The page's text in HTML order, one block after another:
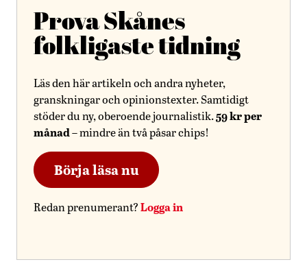
Prova Skånes
folkligaste tidning
Läs den här artikeln och andra nyheter,
granskningar och opinionstexter. Samtidigt
stöder du ny, oberoende journalistik.59 kr per
månad– mindre än två påsar chips!
Börja läsa nu
Redan prenumerant?Logga in